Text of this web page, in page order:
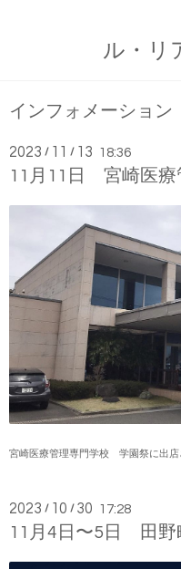
ル・リ
インフォメーション
2023 / 11 / 13 18:36
11月11日 宮崎医療
宮崎医療管理専門学校 学園祭に出店
2023 / 10 / 30 17:28
11月4日〜5日 田野